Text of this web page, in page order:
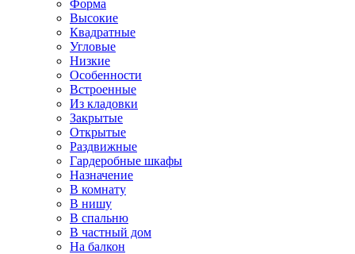
Форма
Высокие
Квадратные
Угловые
Низкие
Особенности
Встроенные
Из кладовки
Закрытые
Открытые
Раздвижные
Гардеробные шкафы
Назначение
В комнату
В нишу
В спальню
В частный дом
На балкон